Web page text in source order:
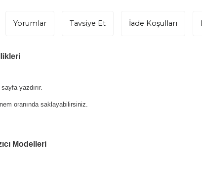
Yorumlar Tavsiye Et İade Koşulları
yazdırır.
oranında saklayabilirsiniz.
Modelleri